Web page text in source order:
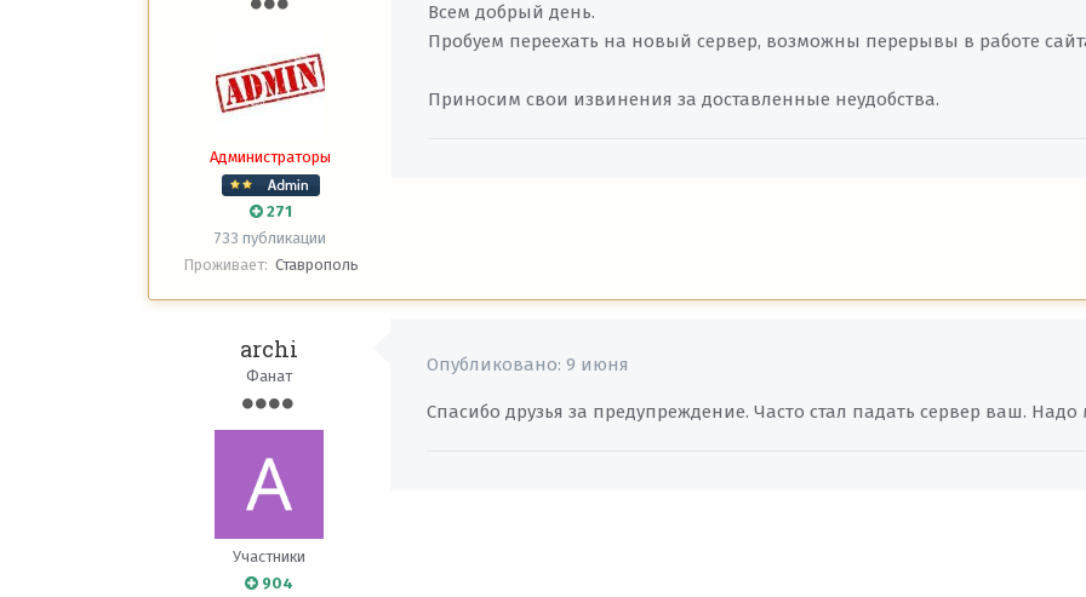
Администраторы
271
733 публикации
Проживает: Ставрополь
Всем добрый день.
Пробуем переехать на новый сервер, возможны перерывы в работе
Приносим свои извинения за доставленные неудобства.
archi
Фанат
Участники
904
Опубликовано:9 июня
Спасибо друзья за предупреждение. Часто стал падать сервер ваш.